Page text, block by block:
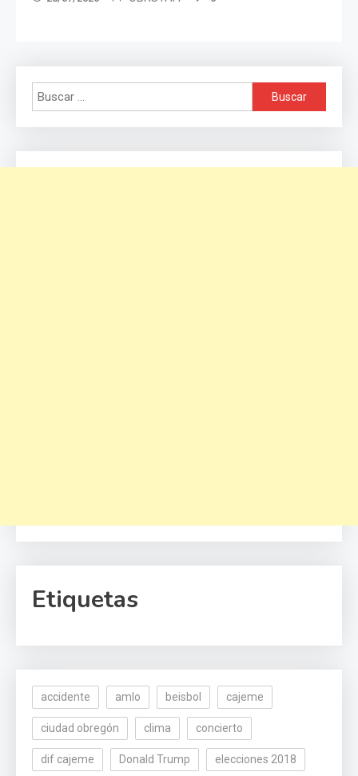
Buscar:
Etiquetas
accidente amlo beisbol cajeme
ciudad obregón clima concierto
dif cajeme Donald Trump elecciones 2018